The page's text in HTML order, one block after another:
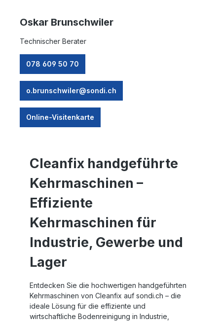
Oskar Brunschwiler
Technischer Berater
078 609 50 70
o.brunschwiler@sondi.ch
Online-Visitenkarte
Cleanfix handgeführte
Kehrmaschinen –
Effiziente
Kehrmaschinen für
Industrie, Gewerbe und
Lager
Entdecken Sie die hochwertigen handgeführten
Kehrmaschinen von Cleanfix auf sondi.ch – die
ideale Lösung für die effiziente und
wirtschaftliche Bodenreinigung in Industrie,